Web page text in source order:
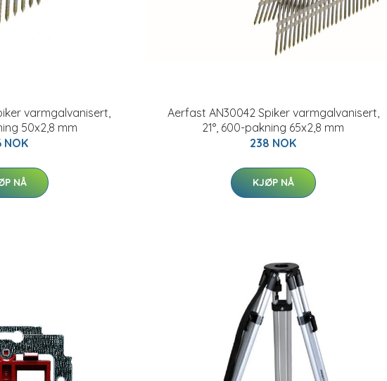
varmgalvanisert,
50x2,8 mm
NOK
NÅ
Aerfast AN30042 Spiker varmgalvanisert,
21°, 600-pakning 65x2,8 mm
238 NOK
KJØP NÅ